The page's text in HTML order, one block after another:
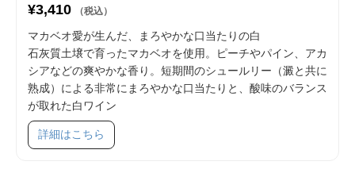
¥3,410 （税込）
マカベオ愛が生んだ、まろやかな口当たりの白
石灰質土壌で育ったマカベオを使用。ピーチやパイン、アカ
シアなどの爽やかな香り。短期間のシュールリー（澱と共に
熟成）による非常にまろやかな口当たりと、酸味のバランス
が取れた白ワイン
詳細はこちら SKU 71006